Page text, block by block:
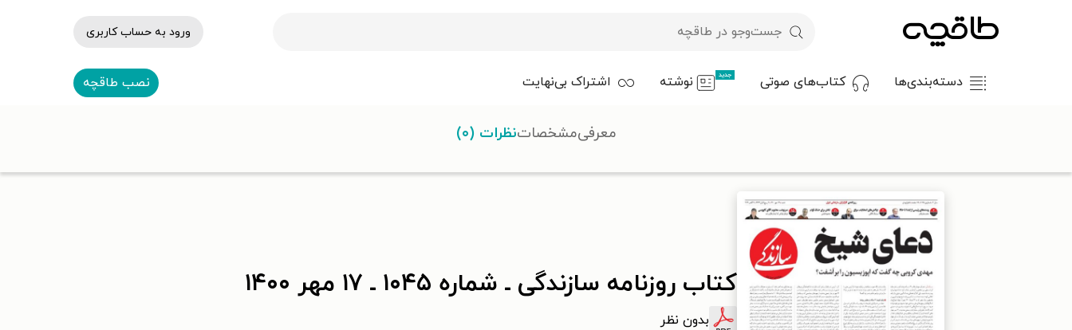
ورود به حساب کاربری
دسته‌بندی‌ها کتاب‌های صوتی جدید نوشته اشتراک بی‌نهایت نصب طاقچه
کتاب روزنامه سازندگی ـ شماره ۱۰۴۵ ـ ۱۷ مهر ۱۴۰۰
بدون نظر
معرفیمشخصاتنظرات (۰)